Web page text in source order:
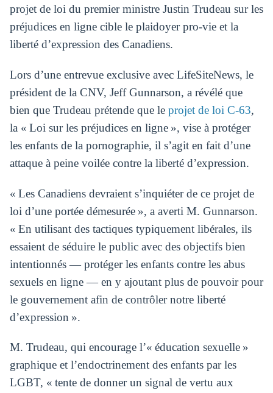
projet de loi du premier ministre Justin Trudeau sur les
préjudices en ligne cible le plaidoyer pro-vie et la
liberté d’expression des Canadiens.
Lors d’une entrevue exclusive avec LifeSiteNews, le
président de la CNV, Jeff Gunnarson, a révélé que
bien que Trudeau prétende que le projet de loi C-63,
la « Loi sur les préjudices en ligne », vise à protéger
les enfants de la pornographie, il s’agit en fait d’une
attaque à peine voilée contre la liberté d’expression.
« Les Canadiens devraient s’inquiéter de ce projet de
loi d’une portée démesurée », a averti M. Gunnarson.
« En utilisant des tactiques typiquement libérales, ils
essaient de séduire le public avec des objectifs bien
intentionnés — protéger les enfants contre les abus
sexuels en ligne — en y ajoutant plus de pouvoir pour
le gouvernement afin de contrôler notre liberté
d’expression ».
M. Trudeau, qui encourage l’« éducation sexuelle »
graphique et l’endoctrinement des enfants par les
LGBT, « tente de donner un signal de vertu aux